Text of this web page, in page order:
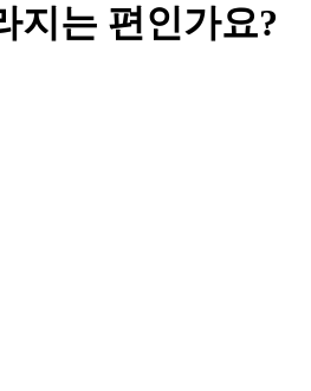
지는 편인가요?